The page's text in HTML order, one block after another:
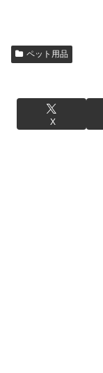
ペット用品
X